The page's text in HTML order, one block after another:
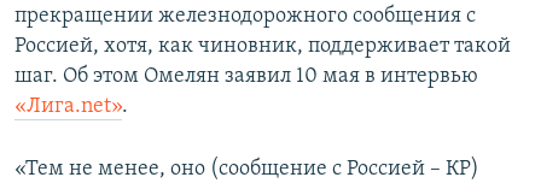
прекращении железнодорожного сообщения с
Россией, хотя, как чиновник, поддерживает такой
шаг. Об этом Омелян заявил 10 мая в интервью
«Лига.net».
«Тем не менее, оно (сообщение с Россией – КР)